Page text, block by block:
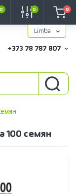
Limba
0 0 0
+373 78 787 807
100 семян